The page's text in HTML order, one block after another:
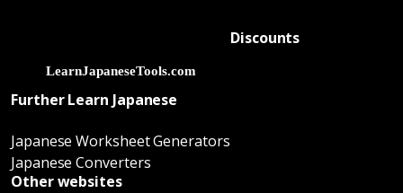
Discounts
Further Learn Japanese
Japanese Worksheet Generators
Japanese Converters
Other websites